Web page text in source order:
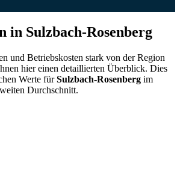
in Sulzbach-Rosenberg
und Betriebskosten stark von der Region
hier einen detaillierten Überblick. Dies
Werte fürSulzbach-Rosenberg im
Durchschnitt.